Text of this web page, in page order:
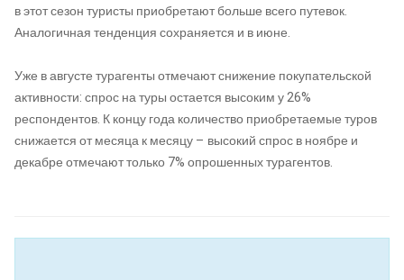
в этот сезон туристы приобретают больше всего путевок.
Аналогичная тенденция сохраняется и в июне.
Уже в августе турагенты отмечают снижение покупательской
активности: спрос на туры остается высоким у 26%
респондентов. К концу года количество приобретаемые туров
снижается от месяца к месяцу – высокий спрос в ноябре и
декабре отмечают только 7% опрошенных турагентов.